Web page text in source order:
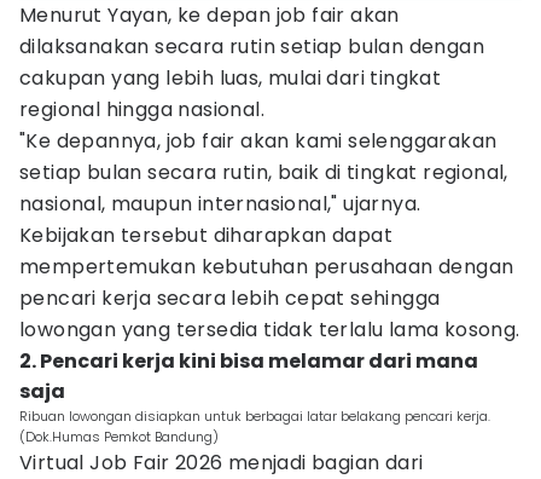
Menurut Yayan, ke depan job fair akan
dilaksanakan secara rutin setiap bulan dengan
cakupan yang lebih luas, mulai dari tingkat
regional hingga nasional.
"Ke depannya, job fair akan kami selenggarakan
setiap bulan secara rutin, baik di tingkat regional,
nasional, maupun internasional," ujarnya.
Kebijakan tersebut diharapkan dapat
mempertemukan kebutuhan perusahaan dengan
pencari kerja secara lebih cepat sehingga
lowongan yang tersedia tidak terlalu lama kosong.
2. Pencari kerja kini bisa melamar dari mana
saja
Ribuan lowongan disiapkan untuk berbagai latar belakang pencari kerja.
(Dok.Humas Pemkot Bandung)
Virtual Job Fair 2026 menjadi bagian dari